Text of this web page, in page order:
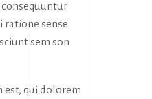
ratione sense
sem son
est, qui dolorem